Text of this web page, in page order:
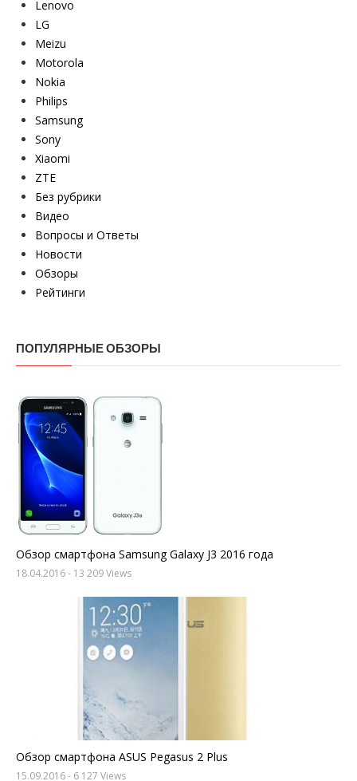
Lenovo
LG
Meizu
Motorola
Nokia
Philips
Samsung
Sony
Xiaomi
ZTE
Без рубрики
Видео
Вопросы и Ответы
Новости
Обзоры
Рейтинги
ПОПУЛЯРНЫЕ ОБЗОРЫ
Обзор смартфона Samsung Galaxy J3 2016 года
18.04.2016- 13 209 Views
Обзор смартфона ASUS Pegasus 2 Plus
15.09.2016- 6 127 Views